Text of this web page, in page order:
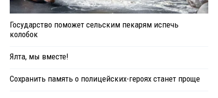
Государство поможет сельским пекарям испечь
колобок
Ялта, мы вместе!
Сохранить память о полицейских-героях станет проще